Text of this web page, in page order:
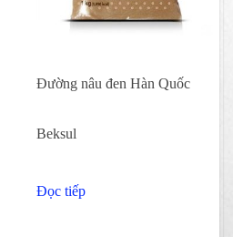
Đường nâu đen Hàn Quốc
Beksul
Đọc tiếp